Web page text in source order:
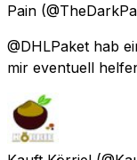
Pain
@DHLPaket hab
mir eventuell